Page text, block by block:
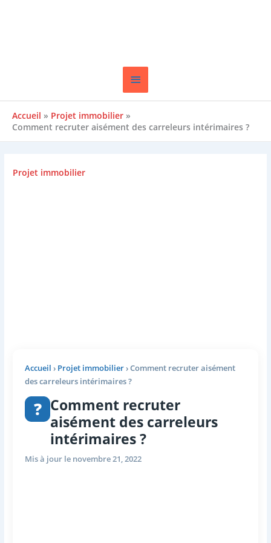
Accueil
Projet immobilier
Comment recruter aisément des carreleurs intérimaires ?
Projet immobilier
Accueil › Projet immobilier›Comment recruter aisément
des carreleurs intérimaires ?
? Comment recruter
aisément des carreleurs
intérimaires ?
Mis à jour le novembre 21, 2022